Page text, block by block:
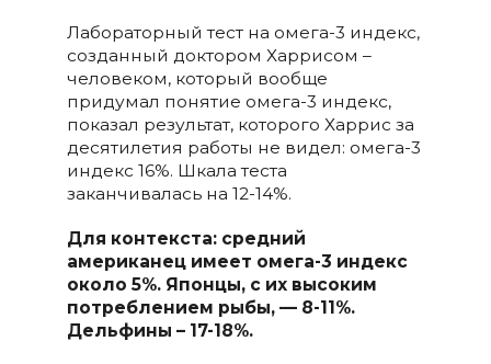
Лабораторный тест на омега-3 индекс,
созданный доктором Харрисом –
человеком, который вообще
придумал понятие омега-3 индекс,
показал результат, которого Харрис за
десятилетия работы не видел: омега-3
индекс 16%. Шкала теста
заканчивалась на 12-14%.
Для контекста: средний
американец имеет омега-3 индекс
около 5%. Японцы, с их высоким
потреблением рыбы, — 8-11%.
Дельфины – 17-18%.